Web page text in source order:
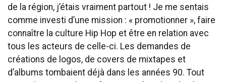
de la région, j’étais vraiment partout ! Je me sentais
comme investi d’une mission : « promotionner », faire
connaître la culture Hip Hop et être en relation avec
tous les acteurs de celle-ci. Les demandes de
créations de logos, de covers de mixtapes et
d’albums tombaient déjà dans les années 90. Tout